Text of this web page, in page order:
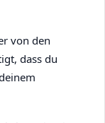
von den
dass du